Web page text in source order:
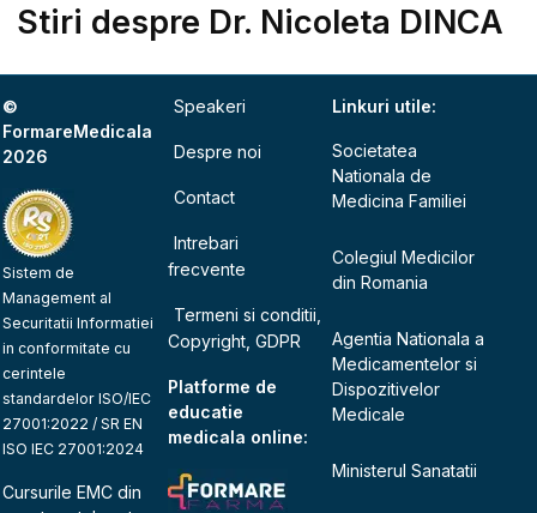
Stiri despre Dr. Nicoleta DINCA
©
FormareMedicala
2026
Sistem de
Management al
Securitatii Informatiei
in conformitate cu
cerintele
standardelor ISO/IEC
27001:2022 / SR EN
ISO IEC 27001:2024
Cursurile EMC din
Speakeri
Despre noi
Contact
Intrebari
frecvente
Termeni si conditii,
Copyright, GDPR
Platforme de
educatie
medicala online:
Linkuri utile:
Societatea
Nationala de
Medicina Familiei
Colegiul Medicilor
din Romania
Agentia Nationala a
Medicamentelor si
Dispozitivelor
Medicale
Ministerul Sanatatii